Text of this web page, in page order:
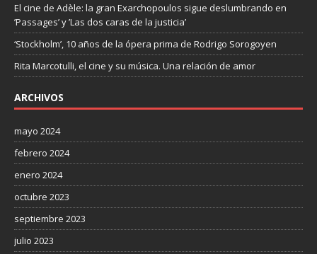
El cine de Adèle: la gran Exarchopoulos sigue deslumbrando en
’Passages’ y ’Las dos caras de la justicia’
‘Stockholm’, 10 años de la ópera prima de Rodrigo Sorogoyen
Rita Marcotulli, el cine y su música. Una relación de amor
ARCHIVOS
mayo 2024
febrero 2024
enero 2024
octubre 2023
septiembre 2023
julio 2023